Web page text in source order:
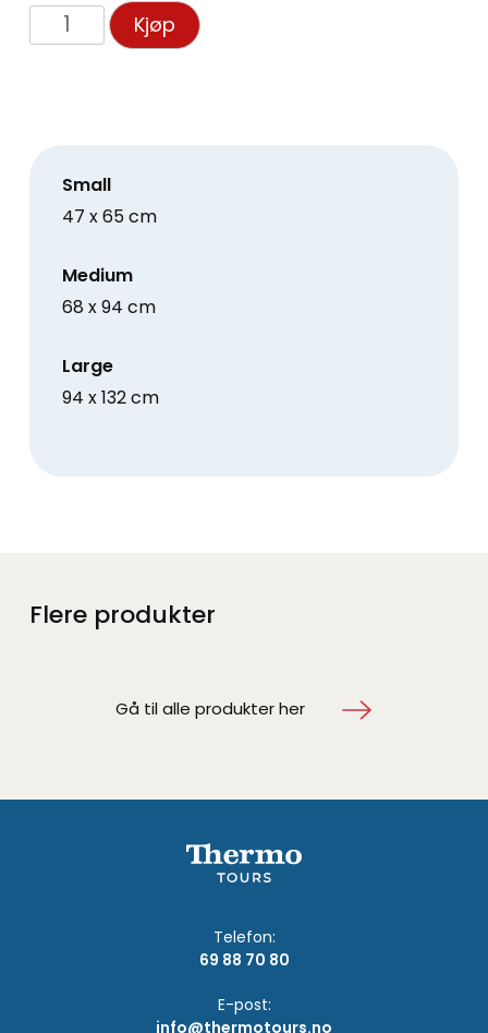
FOX
kjæledyrspute
Kjøp
Small
47 x 65 cm
Medium
68 x 94 cm
Large
94 x 132 cm
Flere produkter
Gå til alle produkter her
Telefon:
69 88 70 80
E-post:
info@thermotours.no